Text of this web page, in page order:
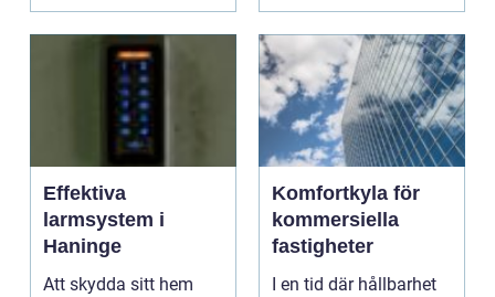
Effektiva
larmsystem i
Haninge
Att skydda sitt hem
Komfortkyla för
kommersiella
fastigheter
I en tid där hållbarhet